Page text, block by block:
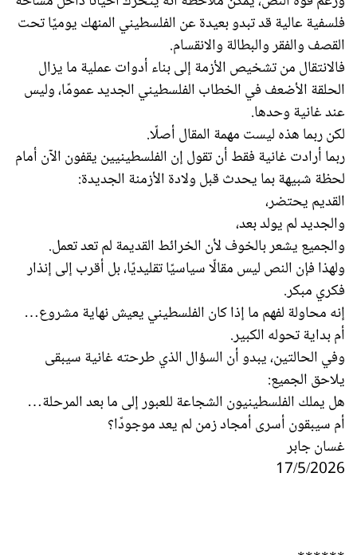
فلسفية عالية قد تبدو بعيدة عن الفلسطيني المنهك يوميًا تحت
القصف والفقر والبطالة والانقسام.
فالانتقال من تشخيص الأزمة إلى بناء أدوات عملية ما يزال
الحلقة الأضعف في الخطاب الفلسطيني الجديد عمومًا، وليس
عند غانية وحدها.
لكن ربما هذه ليست مهمة المقال أصلًا.
ربما أرادت غانية فقط أن تقول إن الفلسطينيين يقفون الآن أمام
لحظة شبيهة بما يحدث قبل ولادة الأزمنة الجديدة:
القديم يحتضر،
والجديد لم يولد بعد،
والجميع يشعر بالخوف لأن الخرائط القديمة لم تعد تعمل.
ولهذا فإن النص ليس مقالًا سياسيًا تقليديًا، بل أقرب إلى إنذار
فكري مبكر.
إنه محاولة لفهم ما إذا كان الفلسطيني يعيش نهاية مشروع…
أم بداية تحوله الكبير.
وفي الحالتين، يبدو أن السؤال الذي طرحته غانية سيبقى
يلاحق الجميع:
هل يملك الفلسطينيون الشجاعة للعبور إلى ما بعد المرحلة…
أم سيبقون أسرى أمجاد زمن لم يعد موجودًا؟
غسان جابر
17/5/2026